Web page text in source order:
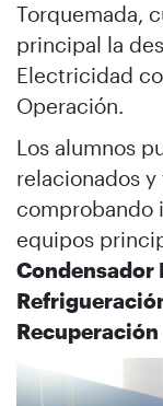
Torquemada,
principal la
Electricidad
Operación.
Los alumnos
relacionados y
comprobando
equipos
Condensador
Recuperación